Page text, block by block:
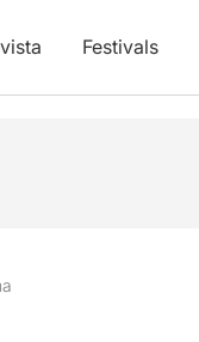
Festivals